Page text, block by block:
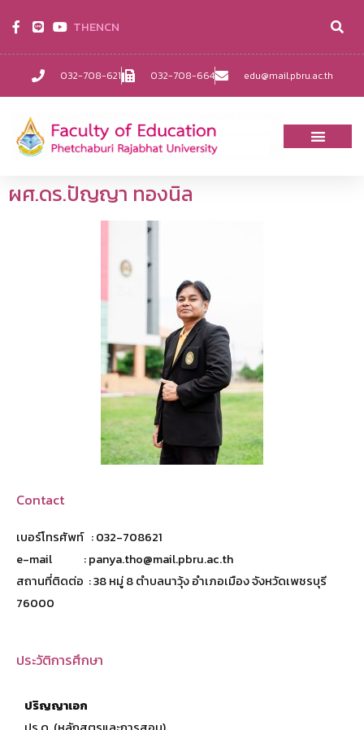
032-708-621 032-708-664 edu@mail.pbru.ac.th
THENCN
ผศ.ดร.ปัญญา ทองนิล
Contact
เบอร์โทรศัพท์ : 032-708621
e-mail : panya.tho@mail.pbru.ac.th
สถานที่ติดต่อ : 38 หมู่ 8 ตำบลนาวุ้ง อำเภอเมือง จังหวัดเพชรบุรี
76000
ประวัติการศึกษา
ปริญญาเอก